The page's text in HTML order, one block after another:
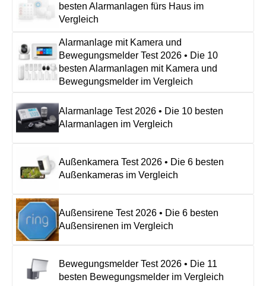
besten Alarmanlagen fürs Haus im
Vergleich
Alarmanlage mit Kamera und
Bewegungsmelder Test 2026 • Die 10
besten Alarmanlagen mit Kamera und
Bewegungsmelder im Vergleich
Alarmanlage Test 2026 • Die 10 besten
Alarmanlagen im Vergleich
Außenkamera Test 2026 • Die 6 besten
Außenkameras im Vergleich
Außensirene Test 2026 • Die 6 besten
Außensirenen im Vergleich
Bewegungsmelder Test 2026 • Die 11
besten Bewegungsmelder im Vergleich